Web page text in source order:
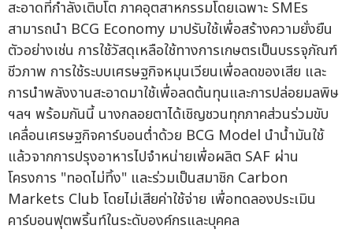
สะอาดที่กำลังเติบโต ภาคอุตสาหกรรมโดยเฉพาะ SMEs
สามารถนำ BCG Economy มาปรับใช้เพื่อสร้างความยั่งยืน
ตัวอย่างเช่น การใช้วัสดุเหลือใช้ทางการเกษตรเป็นบรรจุภัณฑ์
ชีวภาพ การใช้ระบบเศรษฐกิจหมุนเวียนเพื่อลดของเสีย และ
การนำพลังงานสะอาดมาใช้เพื่อลดต้นทุนและการปล่อยมลพิษ
ฯลฯ พร้อมกันนี้ นางกลอยตาได้เชิญชวนทุกภาคส่วนร่วมขับ
เคลื่อนเศรษฐกิจคาร์บอนต่ำด้วย BCG Model นำน้ำมันใช้
แล้วจากการปรุงอาหารไปจำหน่ายเพื่อผลิต SAF ผ่าน
โครงการ "ทอดไม่ทิ้ง" และร่วมเป็นสมาชิก Carbon
Markets Club โดยไม่เสียค่าใช้จ่าย เพื่อทดลองประเมิน
คาร์บอนฟุตพริ้นท์ในระดับองค์กรและบุคคล